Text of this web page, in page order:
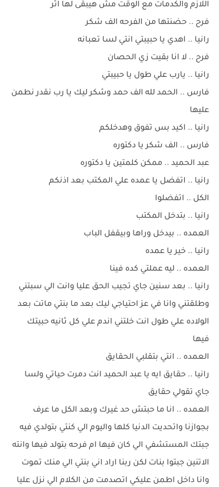
اللازم والكدمات مع الوقت مش هيبقى لها اثر
فرح .. حضنتها من الفرحه الف شكر
رانيا .. اهدي يا حبيبتي انتي لسا تعبانه
فرح .. لا انا بقيت زي الحصان
رانيا .. يارب علي طول يا حبيبتي
فارس .. الحمد لله الف حمد وشكر ليك يا رب نقدر نطمن
عليها
رانيا .. اكيد بس تفوق وهدخلكم
فارس .. الف شكر يا دكتوره
عبد الحميد .. ممكن كلمتين يا دكتوره
رانيا .. اتفضل يا عمده علي المكتب بعد اذنكم
الكل .. اتفضلوا
رانيا .. بتدخل المكتب
العمده .. بيدخل وراها وبيقفل الباب
رانيا .. خير يا عمده
العمده .. ليه عملتي كده فينا
رانيا .. بعد سنين جاي تجيب الحق عليا وانت الي سبتني
وطلقتني وانا في عز احتياجي ليك بعد ما بنتي ماتت بعد
الولاده علي طول انت خلتني اندم علي كل ثانيه حبيتك
فيها
العمده .. انتي بتقلبي الحقايق
رانيا .. حقايق ايه يا عبد الحميد انت دمرت حياتي ولسا
جاي تقولي حقايق
العمده .. انا ما حبتش حد غيرك وبعد الكل ما عرف
بجوازنا واتحديت الدنيا كلها واليوم الي كنتي بتولدي فيه
جبتك المستشفي الي كان فيها ام فرحه بتولد فيها وانته
الاتنين جبتوا بنات لكن ربنا اراد اني بنتي الي منك تموت
وانا داخل اطمن عليكي اتصدمت من الكلام الي نزل عليا